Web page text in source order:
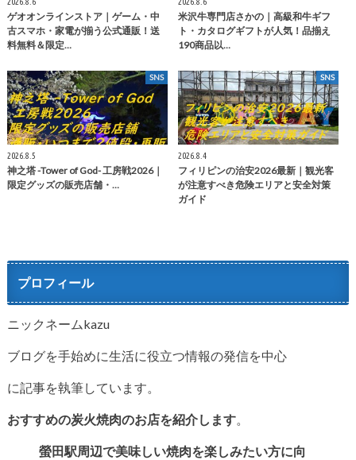
ゲオオンラインストア｜ゲーム・中
古スマホ・家電が揃う公式通販！送
料無料＆限定…
米沢牛専門店さかの｜高級和牛ギフ
ト・カタログギフトが人気！品揃え
190商品以…
SNS
2026.8.5
神之塔 -Tower of God- 工房戦2026｜
限定グッズの販売店舗・…
SNS
2026.8.4
フィリピンの治安2026最新｜観光客
が注意すべき危険エリアと安全対策
ガイド
プロフィール
ニックネームkazu
ブログを手始めに生活に役立つ情報の発信を中心
に記事を執筆しています。
おすすめの炭火焼肉のお店を紹介します。
螢田駅周辺で美味しい焼肉を楽しみたい方に向